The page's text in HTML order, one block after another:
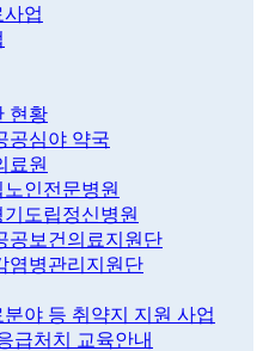
업
현황
공심야 약국
료원
인전문병원
도립정신병원
공보건의료지원단
염병관리지원단
야 등 취약지 지원 사업
급처치 교육안내